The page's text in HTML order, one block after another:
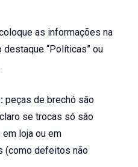
as informações na
destaque “Políticas” ou
peças de brechó são
se trocas só são
loja ou em
(como defeitos não